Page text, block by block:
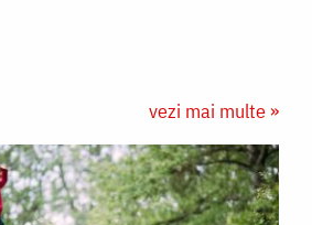
vezi mai multe »